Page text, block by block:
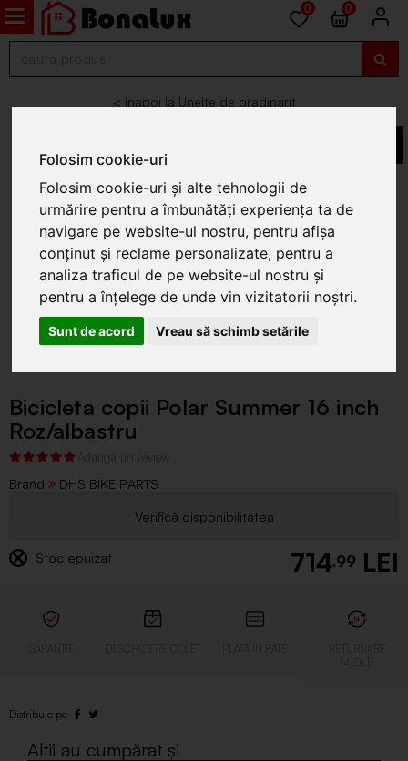
Folosim cookie-uri
Folosim cookie-uri și alte tehnologii de
urmărire pentru a îmbunătăți experiența ta de
navigare pe website-ul nostru, pentru afișa
conținut și reclame personalizate, pentru a
analiza traficul de pe website-ul nostru și
pentru a înțelege de unde vin vizitatorii noștri.
Sunt de acord Vreau să schimb setările
0 0
Unelte de gradinarit
Bicicleta copii Polar Summer 16 inch
Roz/albastru
Brand
DHS BIKE PARTS
Verifică disponibilitatea
Stoc epuizat 714.99